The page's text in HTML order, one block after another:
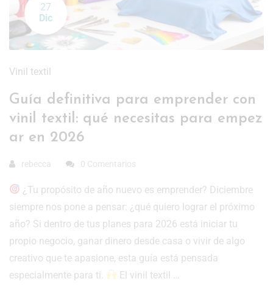
27
Dic
Vinil textil
Guía definitiva para emprender con
vinil textil: qué necesitas para empez
ar en 2026
rebecca 0 Comentarios
¿Tu propósito de año nuevo es emprender? Diciembre
siempre nos pone a pensar: ¿qué quiero lograr el próximo
año? Si dentro de tus planes para 2026 está iniciar tu
propio negocio, ganar dinero desde casa o vivir de algo
creativo que te apasione, esta guía está pensada
especialmente para ti.
El vinil textil …